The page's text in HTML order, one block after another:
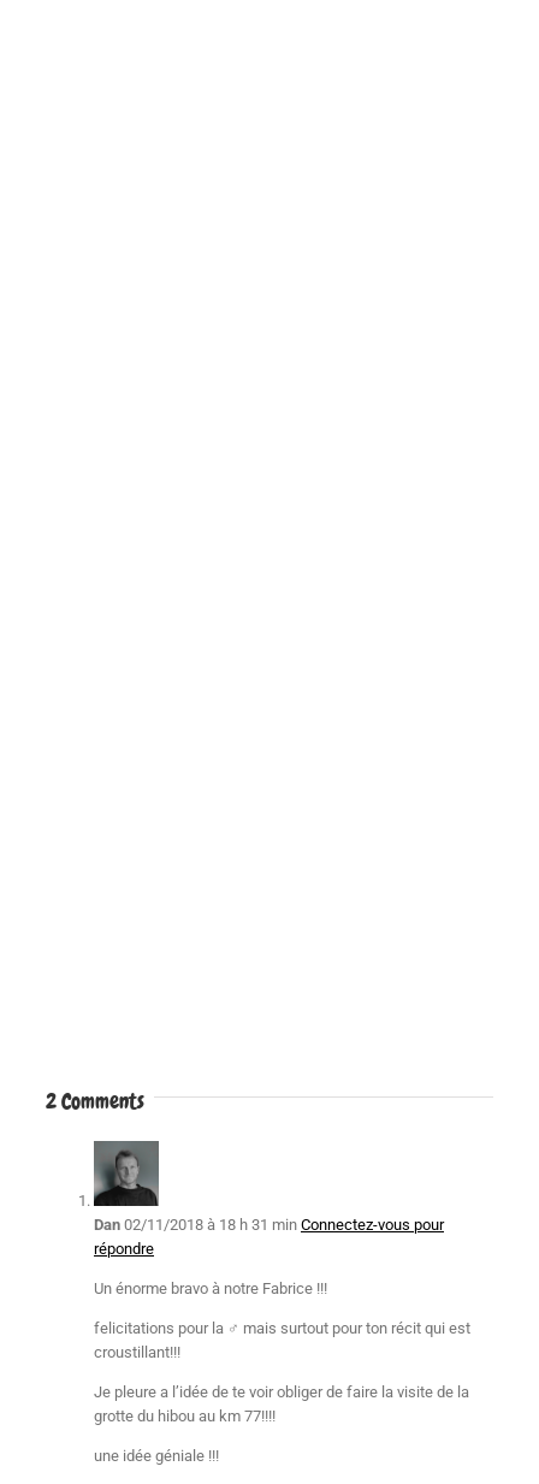
2 Comments
Dan 02/11/2018 à 18 h 31 min Connectez-vous pour
répondre
Un énorme bravo à notre Fabrice !!!
felicitations pour la ‍♂️ mais surtout pour ton récit qui est
croustillant!!!
Je pleure a l’idée de te voir obliger de faire la visite de la
grotte du hibou au km 77!!!!
une idée géniale !!!